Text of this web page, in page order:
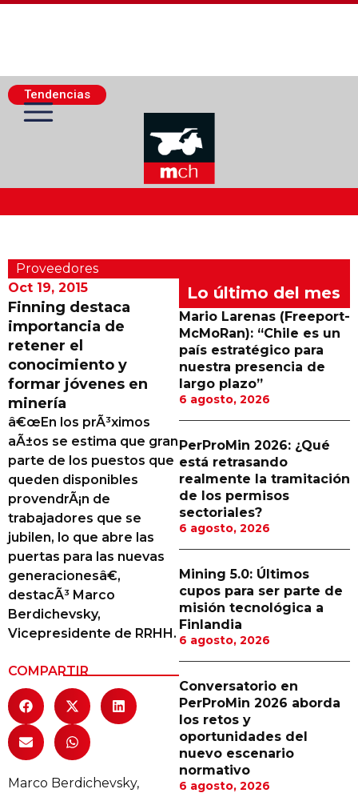
Tendencias
Actualidad Minera
Minería Superficie
Minerí­a Subterránea
Proveedores
Canal Digital
Columnas de Opinión
Designaciones
Calendario de Eventos
Revistas Digital
Siguenos
Proveedores
Oct 19, 2015
Finning destaca
importancia de
retener el
conocimiento y
formar jóvenes en
minería
â€œEn los prÃ³ximos
aÃ±os se estima que gran
parte de los puestos que
queden disponibles
provendrÃ¡n de
trabajadores que se
jubilen, lo que abre las
puertas para las nuevas
generacionesâ€,
destacÃ³ Marco
Berdichevsky,
Vicepresidente de RRHH.
COMPARTIR
Marco Berdichevsky,
Lo último del mes
Mario Larenas (Freeport-
McMoRan): “Chile es un
país estratégico para
nuestra presencia de
largo plazo”
6 agosto, 2026
PerProMin 2026: ¿Qué
está retrasando
realmente la tramitación
de los permisos
sectoriales?
6 agosto, 2026
Mining 5.0: Últimos
cupos para ser parte de
misión tecnológica a
Finlandia
6 agosto, 2026
Conversatorio en
PerProMin 2026 aborda
los retos y
oportunidades del
nuevo escenario
normativo
6 agosto, 2026